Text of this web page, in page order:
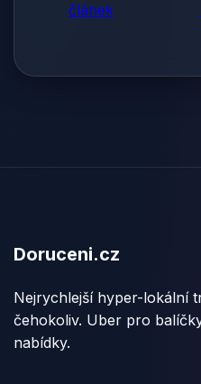
článek
Doruceni.cz
Nejrychlejší hyper-lokální
čehokoliv. Uber pro
nabídky.